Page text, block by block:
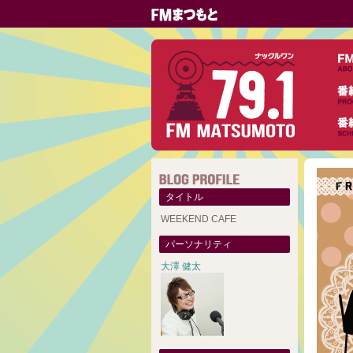
タイトル
WEEKEND CAFE
パーソナリティ
大澤 健太